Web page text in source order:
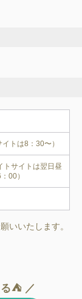
トは8：30〜）
トサイトは翌日昼
00）
いいたします。
⛺ ／